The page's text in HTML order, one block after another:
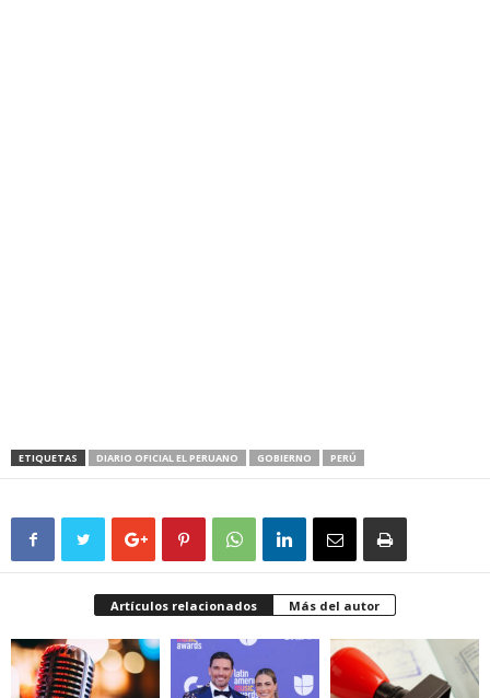
ETIQUETAS DIARIO OFICIAL EL PERUANO GOBIERNO PERÚ
Artículos relacionados Más del autor